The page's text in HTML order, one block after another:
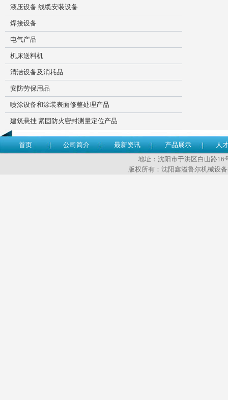
液压设备 线缆安装设备
焊接设备
电气产品
机床送料机
清洁设备及消耗品
安防劳保用品
喷涂设备和涂装表面修整处理产品
建筑悬挂 紧固防火密封测量定位产品
首页 公司简介 最新资讯 产品展示
人
地址：沈阳市于洪区白山路16
版权所有：沈阳鑫溢鲁尔机械设